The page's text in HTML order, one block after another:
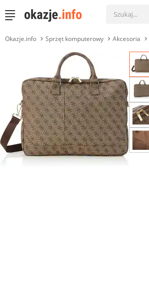
Okazje.info Sprzęt komputerowy Akcesoria